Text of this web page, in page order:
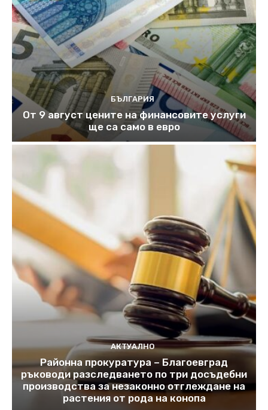
БЪЛГАРИЯ
От 9 август цените на финансовите услуги
ще са само в евро
АКТУАЛНО
Районна прокуратура – Благоевград
ръководи разследването по три досъдебни
производства за незаконно отглеждане на
растения от рода на конопа